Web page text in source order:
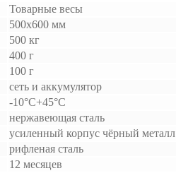
Товарные весы
500х600 мм
500 кг
400 г
100 г
сеть и аккумулятор
-10°C+45°C
нержавеющая сталь
усиленный корпус чёрный металл
рифленая сталь
12 месяцев